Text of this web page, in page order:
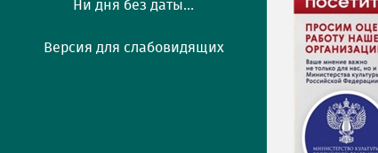
Ни дня без даты...
Версия для слабовидящих